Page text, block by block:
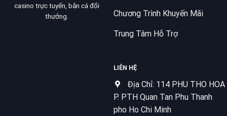
casino trực tuyến, bắn cá đổi
thưởng.
Chương Trình Khuyến Mãi
Trung Tâm Hỗ Trợ
LIÊN HỆ
Địa Chỉ: 114 PHU THO HOA
P. PTH Quan Tan Phu Thanh
pho Ho Chi Minh